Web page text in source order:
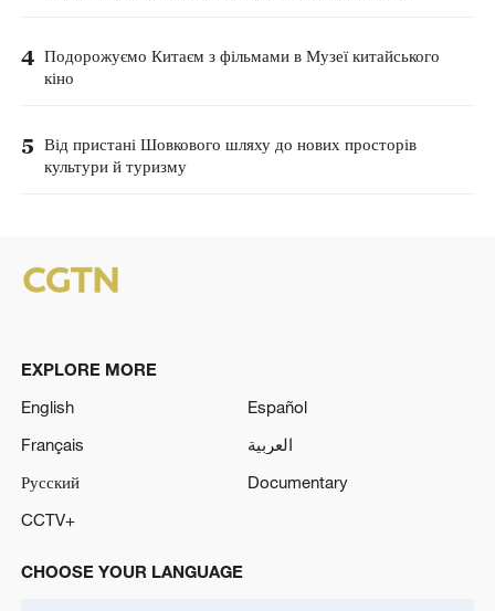
4 Подорожуємо Китаєм з фільмами в Музеї китайського
кіно
5 Від пристані Шовкового шляху до нових просторів
культури й туризму
EXPLORE MORE
English
Español
Français
العربية
Русский
Documentary
CCTV+
CHOOSE YOUR LANGUAGE